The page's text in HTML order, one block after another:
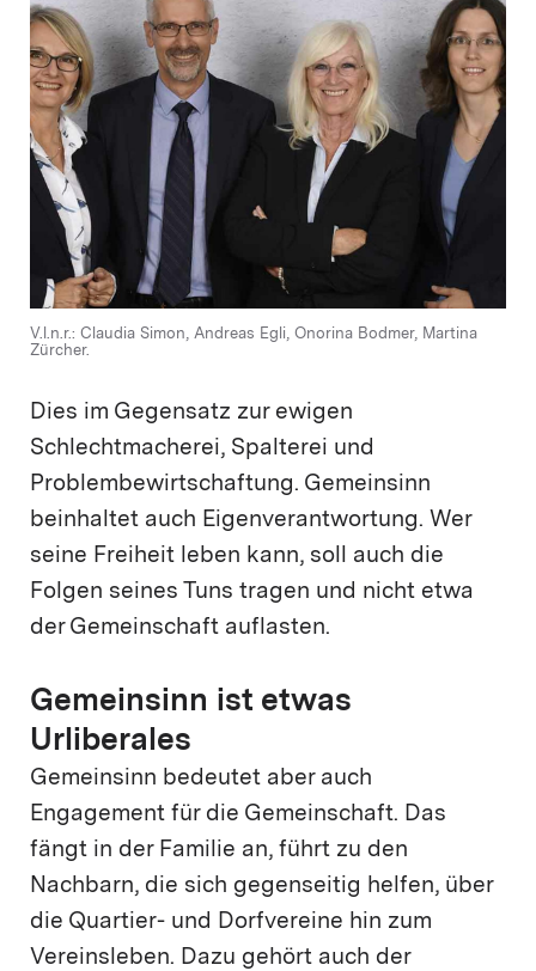
V.l.n.r.: Claudia Simon, Andreas Egli, Onorina Bodmer, Martina
Zürcher.
Dies im Gegensatz zur ewigen
Schlechtmacherei, Spalterei und
Problembewirtschaftung. Gemeinsinn
beinhaltet auch Eigenverantwortung. Wer
seine Freiheit leben kann, soll auch die
Folgen seines Tuns tragen und nicht etwa
der Gemeinschaft auflasten.
Gemeinsinn ist etwas
Urliberales
Gemeinsinn bedeutet aber auch
Engagement für die Gemeinschaft. Das
fängt in der Familie an, führt zu den
Nachbarn, die sich gegenseitig helfen, über
die Quartier- und Dorfvereine hin zum
Vereinsleben. Dazu gehört auch der